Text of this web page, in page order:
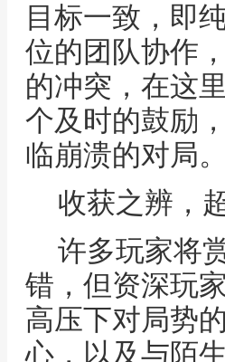
目标一致，即
位的团队协作
的冲突，在这
个及时的鼓励
临崩溃的对局。
收获之辨，
许多玩家将
错，但资深玩
高压下对局势
心，以及与陌